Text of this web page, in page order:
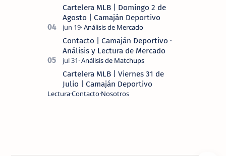
Cartelera MLB | Domingo 2 de
Agosto | Camaján Deportivo
Contacto | Camaján Deportivo ·
Análisis y Lectura de Mercado
Cartelera MLB | Viernes 31 de
Julio | Camaján Deportivo
LecturaContacto Nosotros